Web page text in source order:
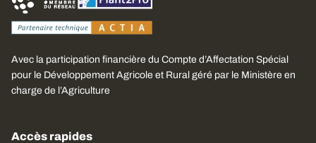
Avec la participation financière du Compte d’Affectation Spécial
pour le Développement Agricole et Rural géré par le Ministère en
charge de l’Agriculture
Accès rapides